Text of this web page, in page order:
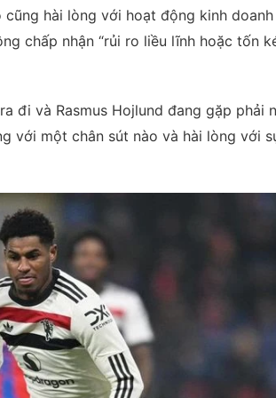
hài lòng với hoạt động kinh doanh
chấp nhận “rủi ro liều lĩnh hoặc tốn
đi và Rasmus Hojlund đang gặp phải
với một chân sút nào và hài lòng với